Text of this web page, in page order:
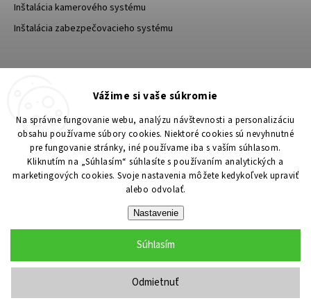
Vážime si vaše súkromie
Na správne fungovanie webu, analýzu návštevnosti a personalizáciu
obsahu používame súbory cookies. Niektoré cookies sú nevyhnutné
pre fungovanie stránky, iné používame iba s vaším súhlasom.
Kliknutím na „Súhlasím“ súhlasíte s používaním analytických a
marketingových cookies. Svoje nastavenia môžete kedykoľvek upraviť
alebo odvolať.
Nastavenie
Odmietnuť
Súhlasím
Inštalácia kamerového systému
Inštalácia zabezpečovacieho systému
Upraviť nastavenie cookies
Grafický návrh vytvořil a nakódoval